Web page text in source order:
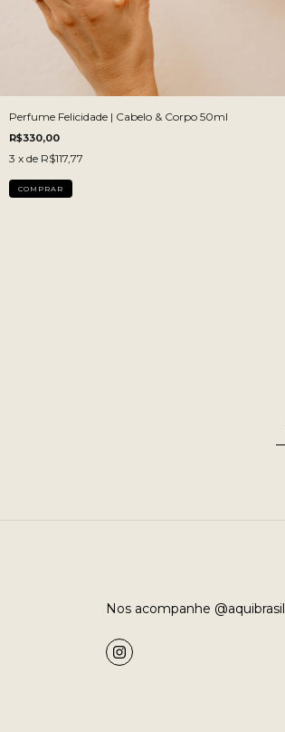
Perfume Felicidade | Cabelo & Corpo 50ml
R$330,00
3 x de R$117,77
Nos acompanhe @aquibrasil_